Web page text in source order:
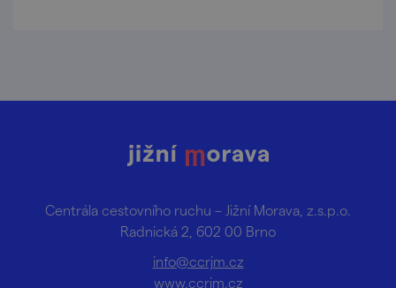
Centrála cestovního ruchu – Jižní Morava, z.s.p.o.
Radnická 2, 602 00 Brno
info@ccrjm.cz
www.ccrjm.cz